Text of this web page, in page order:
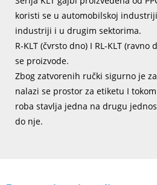
koristi se u automobilskoj
industriji i u drugim sektorima.
R-KLT (čvrsto dno) I RL-KLT
se proizvode.
Zbog zatvorenih ručki sigurno je
nalazi se prostor za etiketu I
roba stavlja jedna na drugu
do nje.